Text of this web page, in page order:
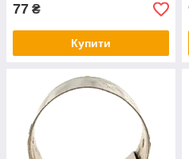
77 ₴
Купити